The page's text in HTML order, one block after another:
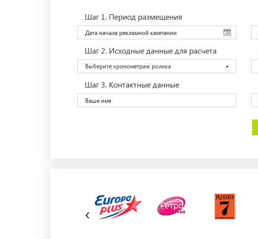
Шаг 1. Период размещения
Шаг 2. Исходные данные для расчета
Выберите хронометраж ролика
Шаг 3. Контактные данные
‹